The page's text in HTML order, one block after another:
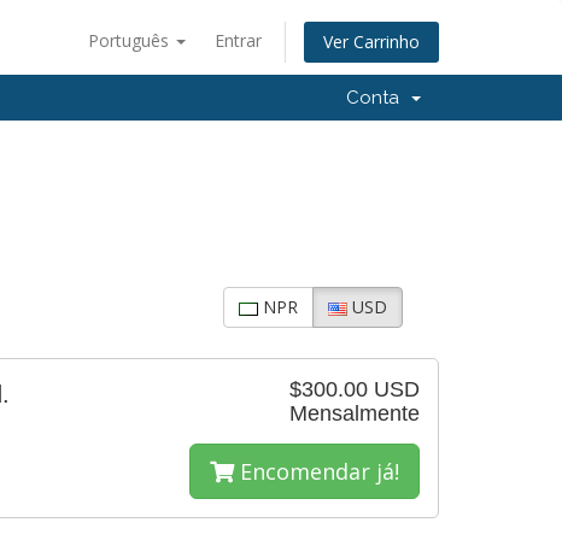
Português Entrar Ver Carrinho
Conta
NPR USD
$300.00 USD
Mensalmente
Encomendar já!